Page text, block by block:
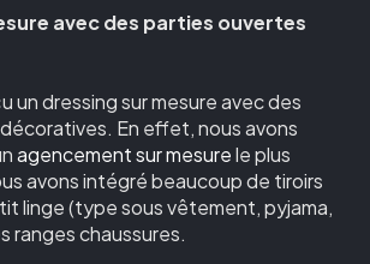
avec des parties ouvertes
un dressing sur mesure avec des
En effet, nous avons
agencement sur mesurele plus
avons intégré beaucoup de tiroirs
linge (type sous vêtement, pyjama,
ranges chaussures.